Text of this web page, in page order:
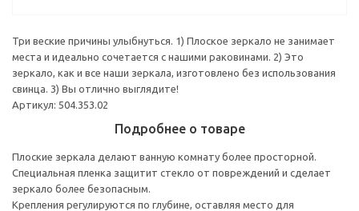
Три веские причины улыбнуться. 1) Плоское зеркало не занимает
места и идеально сочетается с нашими раковинами. 2) Это
зеркало, как и все наши зеркала, изготовлено без использования
свинца. 3) Вы отлично выглядите!
Артикул: 504.353.02
Подробнее о товаре
Плоские зеркала делают ванную комнату более просторной.
Специальная пленка защитит стекло от повреждений и сделает
зеркало более безопасным.
Крепления регулируются по глубине, оставляя место для